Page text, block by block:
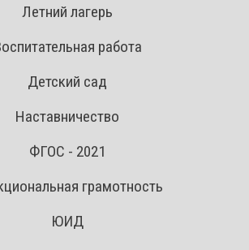
Летний лагерь
работа
Детский сад
Наставничество
ФГОС - 2021
грамотность
ЮИД